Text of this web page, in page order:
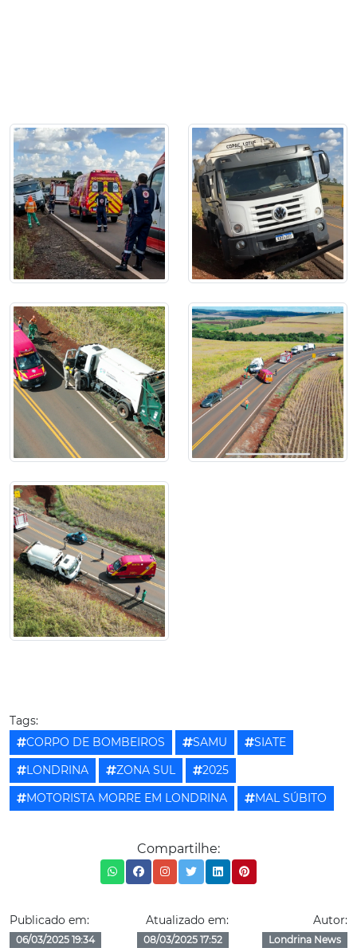
Tags:
CORPO DE BOMBEIROS
SAMU
SIATE
LONDRINA
ZONA SUL
2025
MOTORISTA MORRE EM LONDRINA
MAL SÚBITO
Compartilhe:
Publicado em:
06/03/2025 19:34
Atualizado em:
08/03/2025 17:52
Autor:
Londrina News